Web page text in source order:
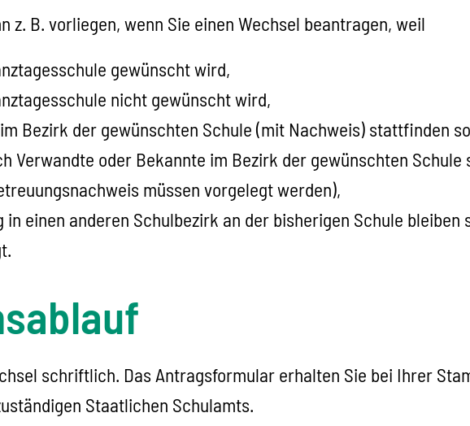
z. B. vorliegen, wenn Sie einen Wechsel beantragen, weil
gewünscht wird,
nicht gewünscht wird,
Bezirk der gewünschten Schule (mit Nachweis) stattfinden
Verwandte oder Bekannte im Bezirk der gewünschten
müssen vorgelegt werden),
in einen anderen Schulbezirk an der bisherigen Schule bleiben
schriftlich. Das Antragsformular erhalten Sie bei Ihrer
Staatlichen Schulamts.